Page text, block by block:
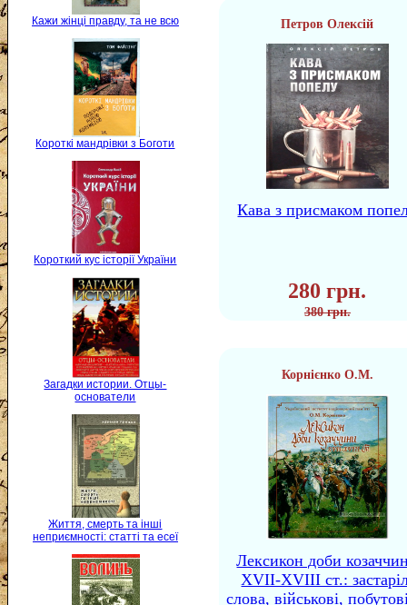
Кажи жінці правду, та не всю
Короткі мандрівки з Боготи
Короткий кус історії України
Загадки истории. Отцы-
основатели
Життя, смерть та інші
неприємності: статті та есеї
Петров Олексій
Кава з присмаком
280 грн.
380 грн.
Корнієнко О.М.
Лексикон доби
XVII-XVIII ст.:
слова, військові,